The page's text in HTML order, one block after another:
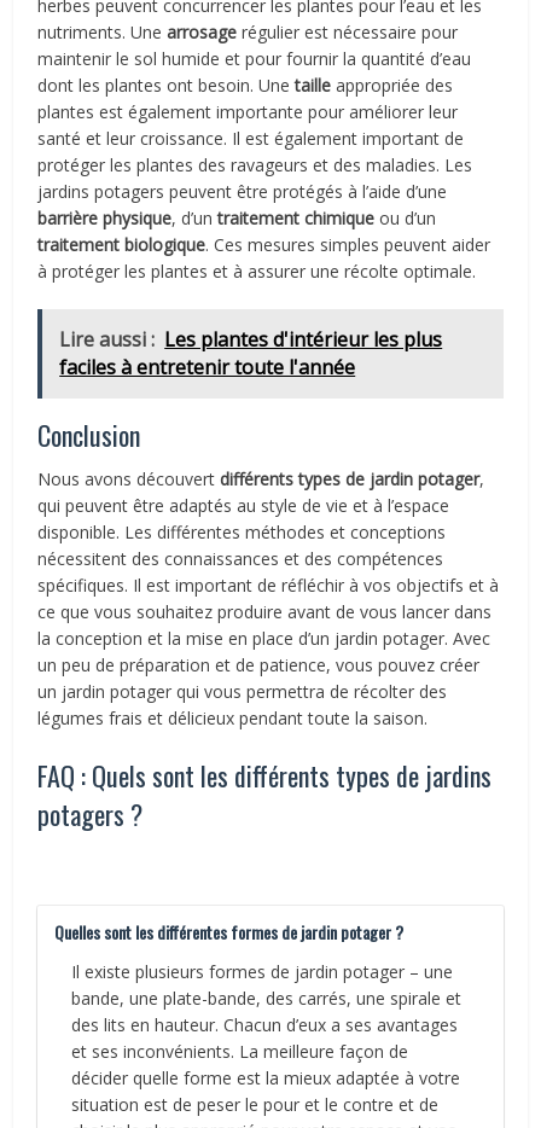
herbes peuvent concurrencer les plantes pour l’eau et les
nutriments. Unearrosage régulier est nécessaire pour
maintenir le sol humide et pour fournir la quantité d’eau
dont les plantes ont besoin. Unetaille appropriée des
plantes est également importante pour améliorer leur
santé et leur croissance. Il est également important de
protéger les plantes des ravageurs et des maladies. Les
jardins potagers peuvent être protégés à l’aide d’une
barrière physique, d’untraitement chimique ou d’un
traitement biologique. Ces mesures simples peuvent aider
à protéger les plantes et à assurer une récolte optimale.
Lire aussi : Les plantes d'intérieur les plus
faciles à entretenir toute l'année
Conclusion
Nous avons découvertdifférents types de jardin potager,
qui peuvent être adaptés au style de vie et à l’espace
disponible. Les différentes méthodes et conceptions
nécessitent des connaissances et des compétences
spécifiques. Il est important de réfléchir à vos objectifs et à
ce que vous souhaitez produire avant de vous lancer dans
la conception et la mise en place d’un jardin potager. Avec
un peu de préparation et de patience, vous pouvez créer
un jardin potager qui vous permettra de récolter des
légumes frais et délicieux pendant toute la saison.
FAQ : Quels sont les différents types de jardins
potagers ?
Quelles sont les différentes formes de jardin potager ?
Il existe plusieurs formes de jardin potager – une
bande, une plate-bande, des carrés, une spirale et
des lits en hauteur. Chacun d’eux a ses avantages
et ses inconvénients. La meilleure façon de
décider quelle forme est la mieux adaptée à votre
situation est de peser le pour et le contre et de